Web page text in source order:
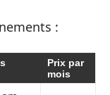
:
Prix par
mois